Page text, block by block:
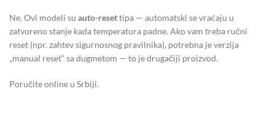
Ne. Ovi modeli su auto-resettipa — automatski se vraćaju u
zatvoreno stanje kada temperatura padne. Ako vam treba ručni
reset (npr. zahtev sigurnosnog pravilnika), potrebna je verzija
„manual reset“ sa dugmetom — to je drugačiji proizvod.
Poručite online u Srbiji.